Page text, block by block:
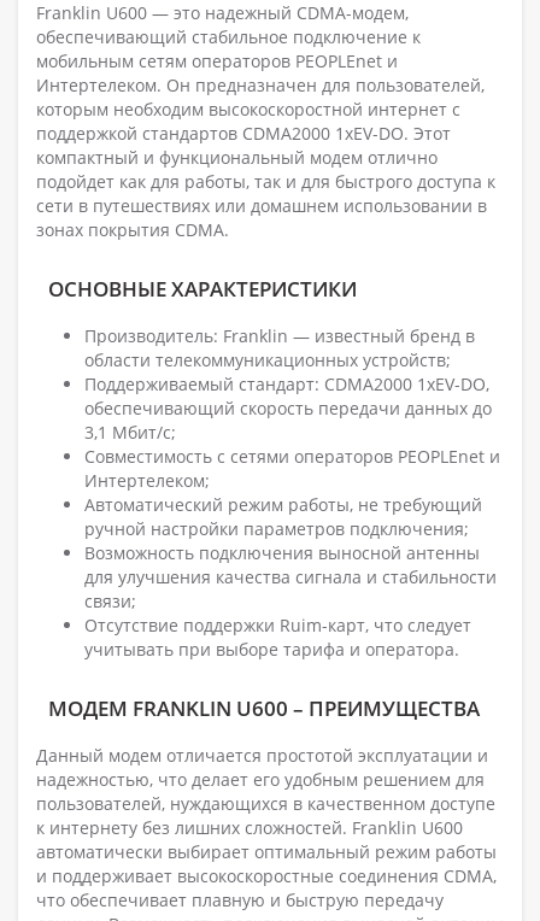
Franklin U600 — это надежный CDMA-модем,
обеспечивающий стабильное подключение к
мобильным сетям операторов PEOPLEnet и
Интертелеком. Он предназначен для пользователей,
которым необходим высокоскоростной интернет с
поддержкой стандартов CDMA2000 1xEV-DO. Этот
компактный и функциональный модем отлично
подойдет как для работы, так и для быстрого доступа к
сети в путешествиях или домашнем использовании в
зонах покрытия CDMA.
ОСНОВНЫЕ ХАРАКТЕРИСТИКИ
Производитель: Franklin — известный бренд в
области телекоммуникационных устройств;
Поддерживаемый стандарт: CDMA2000 1xEV-DO,
обеспечивающий скорость передачи данных до
3,1 Мбит/с;
Совместимость с сетями операторов PEOPLEnet и
Интертелеком;
Автоматический режим работы, не требующий
ручной настройки параметров подключения;
Возможность подключения выносной антенны
для улучшения качества сигнала и стабильности
связи;
Отсутствие поддержки Ruim-карт, что следует
учитывать при выборе тарифа и оператора.
МОДЕМ FRANKLIN U600 – ПРЕИМУЩЕСТВА
Данный модем отличается простотой эксплуатации и
надежностью, что делает его удобным решением для
пользователей, нуждающихся в качественном доступе
к интернету без лишних сложностей. Franklin U600
автоматически выбирает оптимальный режим работы
и поддерживает высокоскоростные соединения CDMA,
что обеспечивает плавную и быструю передачу